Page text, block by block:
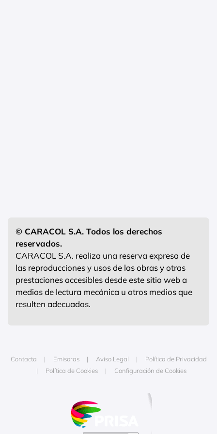
© CARACOL S.A. Todos los derechos
reservados.
CARACOL S.A. realiza una reserva expresa de
las reproducciones y usos de las obras y otras
prestaciones accesibles desde este sitio web a
medios de lectura mecánica u otros medios que
resulten adecuados.
Contacta Emisoras Aviso Legal
Política de Privacidad
Política de Cookies
Configuración de Cookies